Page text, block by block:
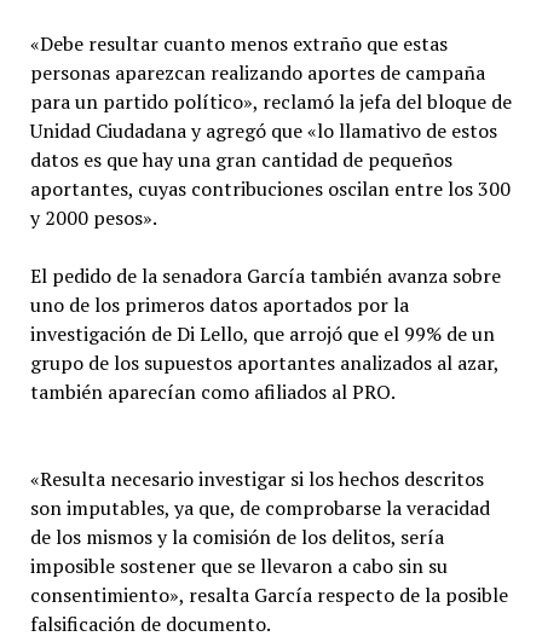
«Debe resultar cuanto menos extraño que estas
personas aparezcan realizando aportes de campaña
para un partido político», reclamó la jefa del bloque de
Unidad Ciudadana y agregó que «lo llamativo de estos
datos es que hay una gran cantidad de pequeños
aportantes, cuyas contribuciones oscilan entre los 300
y 2000 pesos».
El pedido de la senadora García también avanza sobre
uno de los primeros datos aportados por la
investigación de Di Lello, que arrojó que el 99% de un
grupo de los supuestos aportantes analizados al azar,
también aparecían como afiliados al PRO.
«Resulta necesario investigar si los hechos descritos
son imputables, ya que, de comprobarse la veracidad
de los mismos y la comisión de los delitos, sería
imposible sostener que se llevaron a cabo sin su
consentimiento», resalta García respecto de la posible
falsificación de documento.